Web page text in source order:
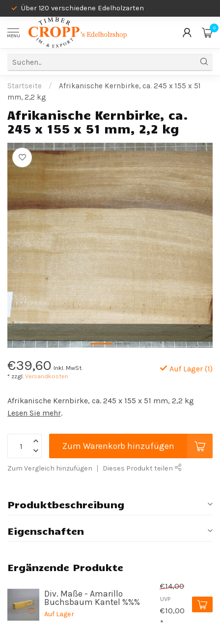
Über 120 verschiedene Edelholzarten
MENU
0
Startseite /
Afrikanische Kernbirke, ca. 245 x 155 x 51
mm, 2,2 kg
Afrikanische Kernbirke, ca.
245 x 155 x 51 mm, 2,2 kg
€39,60 Inkl. MwSt.
* zzgl. Versandkosten
Auf Lager (1)
Afrikanische Kernbirke, ca. 245 x 155 x 51 mm, 2,2 kg
Lesen Sie mehr.
Zum Warenkorb hinzufügen
Zum Vergleich hinzufügen Dieses Produkt teilen
Produktbeschreibung
Eigenschaften
Ergänzende Produkte
Div. Maße - Amarillo
Buchsbaum Kantel %%%
Auf Lager
€14,00
UVP
€10,00
*